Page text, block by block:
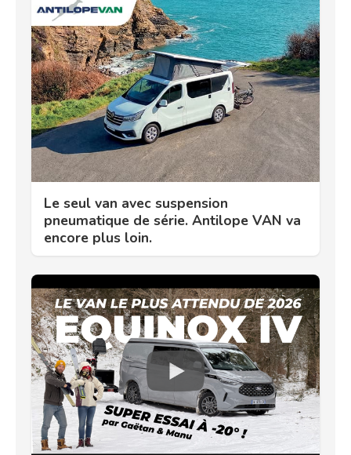
Le seul van avec suspension
pneumatique de série. Antilope VAN va
encore plus loin.